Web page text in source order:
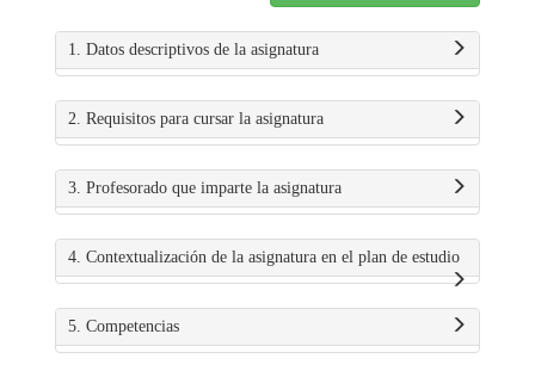
1. Datos descriptivos de la asignatura
2. Requisitos para cursar la asignatura
3. Profesorado que imparte la asignatura
4. Contextualización de la asignatura en el plan de estudio
5. Competencias